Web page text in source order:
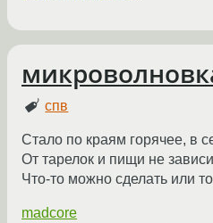
спв
Стало по краям горячее, в
От тарелок и пищи не
Что-то можно сделать или
madcore